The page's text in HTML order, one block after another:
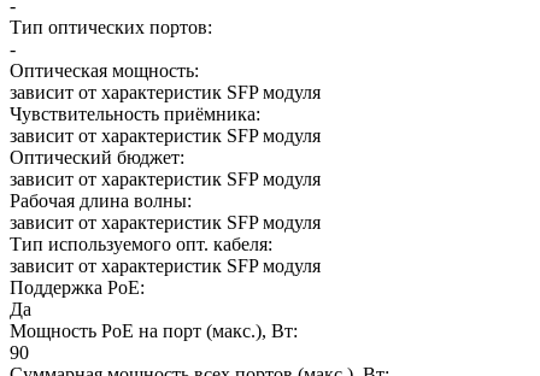
-
Тип оптических портов:
-
Оптическая мощность:
зависит от характеристик SFP модуля
Чувствительность приёмника:
зависит от характеристик SFP модуля
Оптический бюджет:
зависит от характеристик SFP модуля
Рабочая длина волны:
зависит от характеристик SFP модуля
Тип используемого опт. кабеля:
зависит от характеристик SFP модуля
Поддержка PoE:
Да
Мощность PoE на порт (макс.), Вт:
90